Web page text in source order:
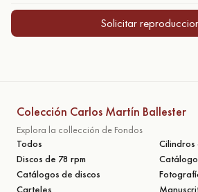
Solicitar
Colección Carlos Martín Ballester
Explora la collección de Fondos
Todos
Discos de 78 rpm
Catálogos de discos
Carteles